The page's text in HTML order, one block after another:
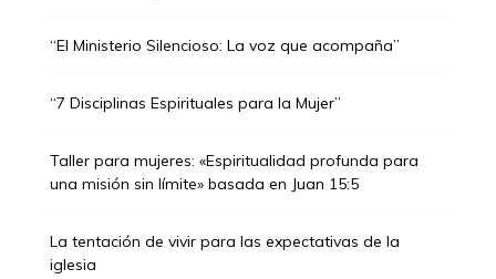
“El Ministerio Silencioso: La voz que acompaña”
“7 Disciplinas Espirituales para la Mujer”
Taller para mujeres: «Espiritualidad profunda para
una misión sin límite» basada en Juan 15:5
La tentación de vivir para las expectativas de la
iglesia